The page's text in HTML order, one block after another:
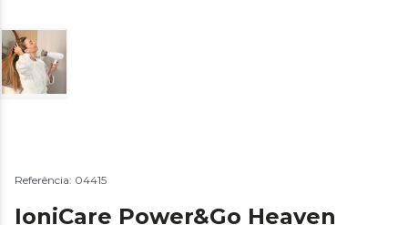
Referência: 04415
IoniCare Power&Go Heaven